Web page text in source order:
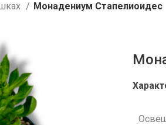
Монадениум Стапелиоидес